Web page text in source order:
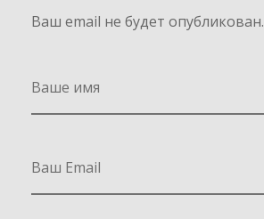
Ваш email не будет опубликован.